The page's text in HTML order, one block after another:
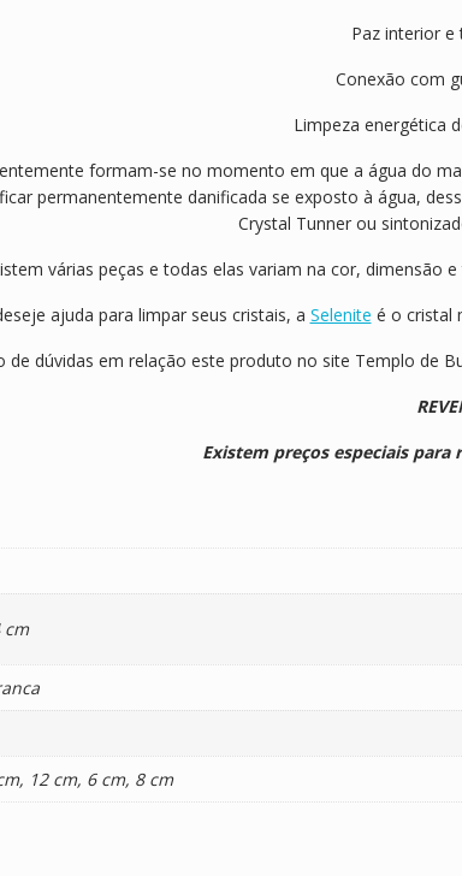
Paz interior e
Conexão com
Limpeza energética
formam-se no momento em que a água do
permanentemente danificada se exposto à água,
Crystal Tunner ou
várias peças e todas elas variam na cor, dimensão
ajuda para limpar seus cristais, a Selenite é o cristal
de dúvidas em relação este produto no site Templo de
Existem preços especiais para
cm
12 cm, 6 cm, 8 cm